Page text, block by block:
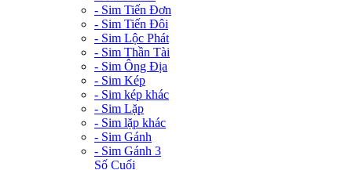
- Sim Tiến Đơn
- Sim Tiến Đôi
- Sim Lộc Phát
- Sim Thần Tài
- Sim Ông Địa
- Sim Kép
- Sim kép khác
- Sim Lặp
- Sim lặp khác
- Sim Gánh
- Sim Gánh 3
Số Cuối